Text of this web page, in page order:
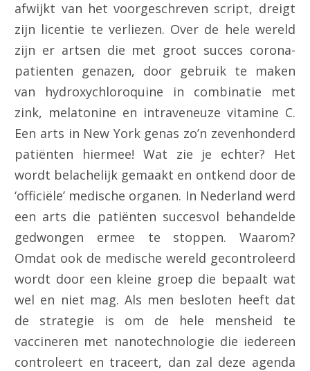
afwijkt van het voorgeschreven script, dreigt
zijn licentie te verliezen. Over de hele wereld
zijn er artsen die met groot succes corona-
patienten genazen, door gebruik te maken
van hydroxychloroquine in combinatie met
zink, melatonine en intraveneuze vitamine C.
Een arts in New York genas zo’n zevenhonderd
patiënten hiermee! Wat zie je echter? Het
wordt belachelijk gemaakt en ontkend door de
‘officiële’ medische organen. In Nederland werd
een arts die patiënten succesvol behandelde
gedwongen ermee te stoppen. Waarom?
Omdat ook de medische wereld gecontroleerd
wordt door een kleine groep die bepaalt wat
wel en niet mag. Als men besloten heeft dat
de strategie is om de hele mensheid te
vaccineren met nanotechnologie die iedereen
controleert en traceert, dan zal deze agenda